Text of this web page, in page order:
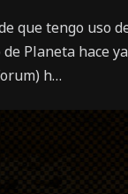
que tengo uso
Planeta hace
h…